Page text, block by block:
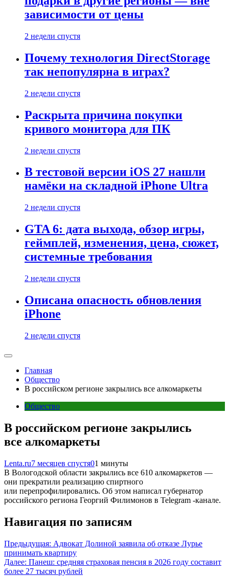
зависимости от цены
2 недели спустя
Почему технология DirectStorage
так непопулярна в играх?
2 недели спустя
Раскрыта причина покупки
кривого монитора для ПК
2 недели спустя
В тестовой версии iOS 27 нашли
намёки на складной iPhone Ultra
2 недели спустя
GTA 6: дата выхода, обзор игры,
геймплей, изменения, цена, сюжет,
системные требования
2 недели спустя
Описана опасность обновления
iPhone
2 недели спустя
Главная
Общество
В российском регионе закрылись все алкомаркеты
Общество
В российском регионе закрылись
все алкомаркеты
Lenta.ru7 месяцев спустя01 минуты
В Вологодской области закрылись все 610 алкомаркетов —
они прекратили реализацию спиртного
или перепрофилировались. Об этом написал губернатор
российского региона Георгий Филимонов в Telegram -канале.
Навигация по записям
Предыдущая: Адвокат Долиной заявила об отказе Лурье
принимать квартиру
Далее: Панеш: средняя страховая пенсия в 2026 году составит
более 27 тысяч рублей